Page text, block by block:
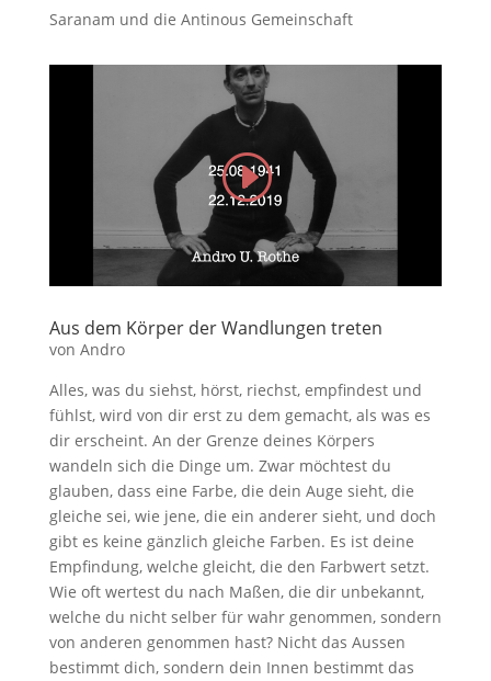
Saranam und die Antinous Gemeinschaft
Aus dem Körper der Wandlungen treten
von Andro
Alles, was du siehst, hörst, riechst, emp­findest und
fühlst, wird von dir erst zu dem gemacht, als was es
dir erscheint. An der Grenze deines Körpers
wandeln sich die Dinge um. Zwar möchtest du
glauben, dass eine Farbe, die dein Auge sieht, die
gleiche sei, wie jene, die ein anderer sieht, und doch
gibt es keine gänzlich gleiche Farben. Es ist deine
Empfindung, welche gleicht, die den Farbwert setzt.
Wie oft wertest du nach Maßen, die dir unbe­kannt,
welche du nicht selber für wahr ge­nommen, sondern
von anderen genom­men hast? Nicht das Aussen
bestimmt dich, sondern dein Innen bestimmt das